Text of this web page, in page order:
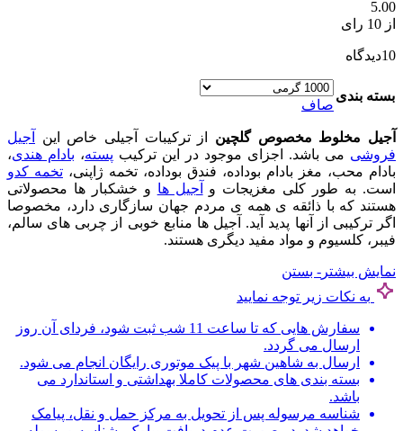
5.00
از 10 رای
10دیدگاه
بسته بندی
صاف
آجیل مخلوط مخصوص گلچین از ترکیبات آجیلی خاص این
آجیل
فروشی می باشد. اجزای موجود در این ترکیب پسته، بادام هندی،
بادام محب، مغز بادام بوداده، فندق بوداده، تخمه ژاپنی، تخمه کدو
است. به طور کلی مغزیجات و
آجیل ها و خشکبار ها محصولاتی
هستند که با ذائقه ی همه ی مردم جهان سازگاری دارد، مخصوصا
اگر ترکیبی از آنها پدید آید. آجیل ها منابع خوبی از چربی های سالم،
فیبر، کلسیوم و مواد مفید دیگری هستند.
نمایش بیشتر - بستن
به نکات زیر توجه نمایید
سفارش هایی که تا ساعت 11 شب ثبت شود، فردای آن روز
ارسال می گردد.
ارسال به شاهین شهر با پیک موتوری رایگان انجام می شود.
بسته بندی های محصولات کاملا بهداشتی و استاندارد می
باشد.
شناسه مرسوله پس از تحویل به مرکز حمل و نقل، پیامک